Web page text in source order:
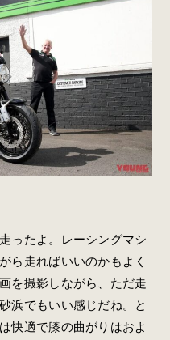
ったよ。レーシングマシ
ら走ればいいのかもよく
を撮影しながら、ただ走
浜でもいい感じだね。と
快適で膝の曲がりはおよ